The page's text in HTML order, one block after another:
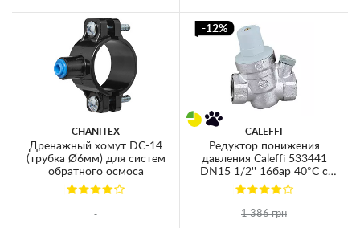
CHANITEX
Дренажный хомут DC-14
(трубка Ø6мм) для систем
обратного осмоса
-12%
CALEFFI
Редуктор понижения
давления Caleffi 533441
DN15 1/2'' 16бар 40°C с
соединением для манометра
1 386 грн